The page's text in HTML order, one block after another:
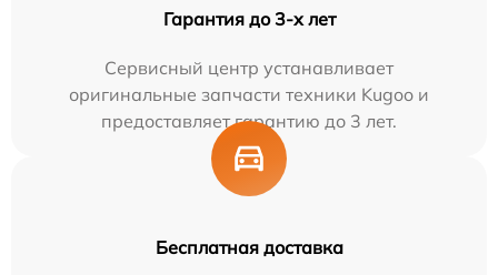
Гарантия до 3-х лет
Сервисный центр устанавливает
оригинальные запчасти техники Kugoo и
предоставляет гарантию до 3 лет.
Бесплатная доставка